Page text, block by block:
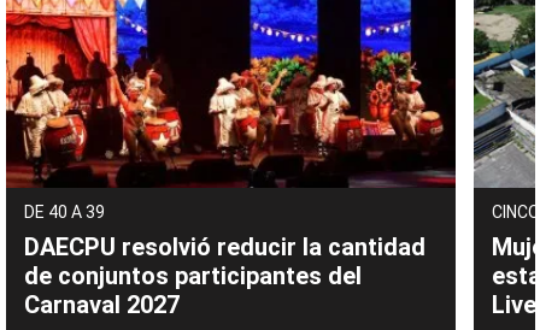
DE 40 A 39
DAECPU resolvió reducir la cantidad
de conjuntos participantes del
Carnaval 2027